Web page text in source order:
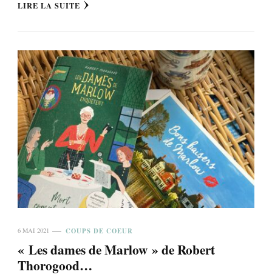
LIRE LA SUITE
6 MAI 2021 COUPS DE COEUR
« Les dames de Marlow » de Robert
Thorogood…